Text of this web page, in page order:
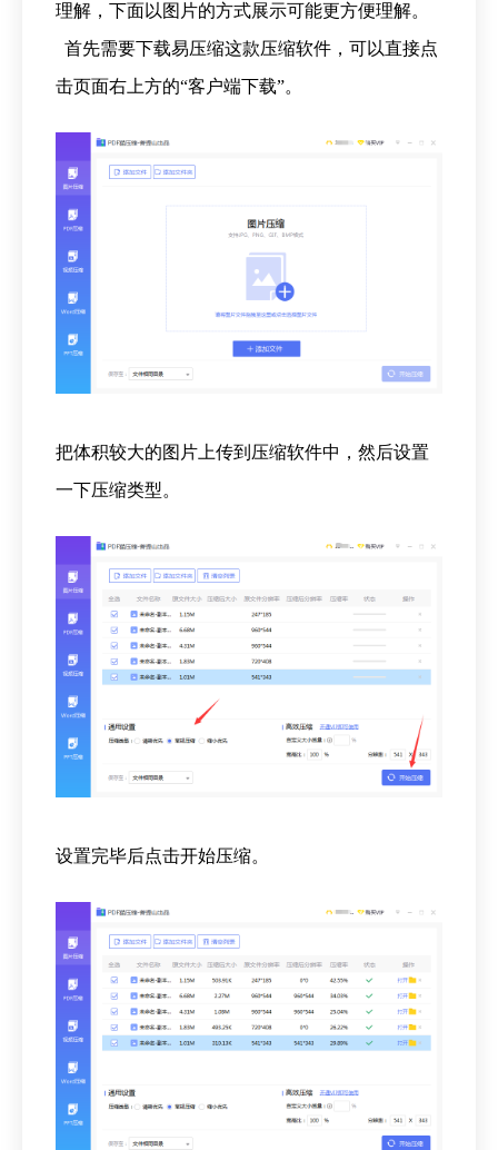
理解，下面以图片的方式展示可能更方便理解。
首先需要下载易压缩这款压缩软件，可以直接点
击页面右上方的“客户端下载”。
把体积较大的图片上传到压缩软件中，然后设置
一下压缩类型。
设置完毕后点击开始压缩。